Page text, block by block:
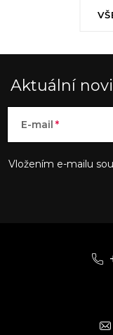
Aktuální
E-mail
Vložením e-mailu